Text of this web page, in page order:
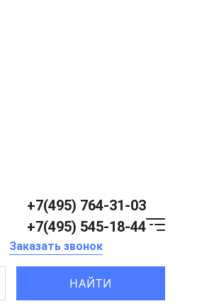
+7(495) 764-31-03
+7(495) 545-18-44
Заказать звонок
НАЙТИ